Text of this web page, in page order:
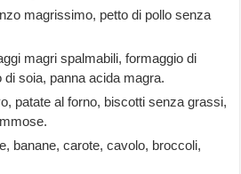
magrissimo, petto di pollo senza
magri spalmabili, formaggio di
soia, panna acida magra.
patate al forno, biscotti senza grassi,
banane, carote, cavolo, broccoli,